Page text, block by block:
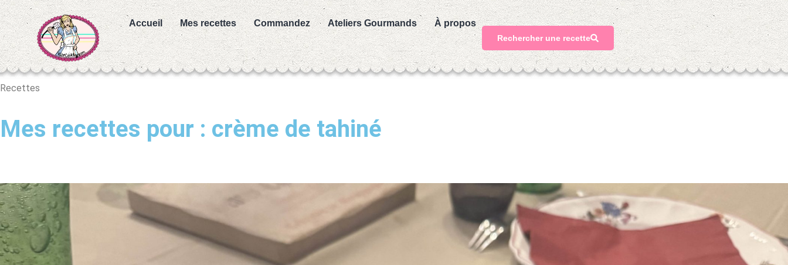
Accueil Mes recettes Commandez Ateliers Gourmands À propos
Rechercher une recette
Recettes
Mes recettes pour : crème de tahiné